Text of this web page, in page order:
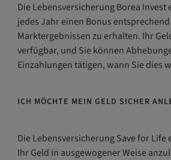
Die Lebensversicherung Borea
jedes Jahr einen Bonus
Marktergebnissen zu erhalten. Ihr
verfügbar, und Sie können
Einzahlungen tätigen, wann Sie dies
ICH MÖCHTE MEIN GELD SICHER
Die Lebensversicherung Save for
Ihr Geld in ausgewogener Weise